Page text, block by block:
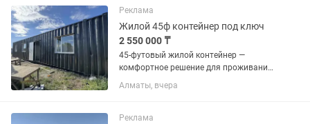
d4, d5, d6, d6.5, d8, d10 по вашим
эскизам и...
Реклама
Жилой 45ф контейнер под ключ
2 550 000 ₸
45-футовый жилой контейнер —
комфортное решение для проживания
круглый год. Просторный модуль
идеально подходит для дачи,
вахтовых поселков, офиса или
Алматы, вчера
Реклама